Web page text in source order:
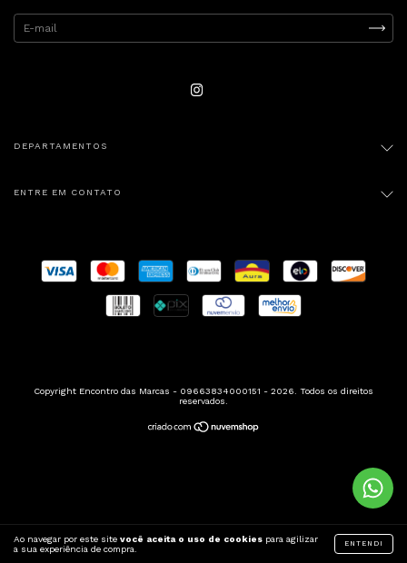
Ao navegar por este site você aceita o uso de cookies para agilizar
a sua experiência de compra.
ENTENDI
DEPARTAMENTOS
ENTRE EM CONTATO
Copyright Encontro das Marcas - 09663834000151 - 2026. Todos os direitos
reservados.